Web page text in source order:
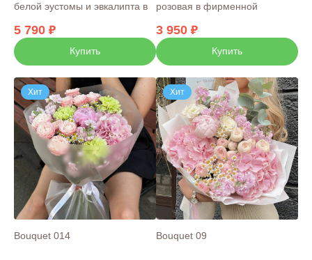
белой эустомы и эвкалипта в
5 790
Купить
розовая в фирменной
3 950
Купить
Хит
Bouquet 014
Хит
Bouquet 09